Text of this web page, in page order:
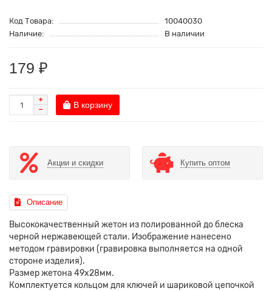
Код Товара:
10040030
Наличие:
В наличии
179 ₽
В корзину
Акции и скидки Купить оптом
Описание
Высококачественный жетон из полированной до блеска
черной нержавеющей стали. Изображение нанесено
методом гравировки (гравировка выполняется на одной
стороне изделия).
Размер жетона 49х28мм.
Комплектуется кольцом для ключей и шариковой цепочкой